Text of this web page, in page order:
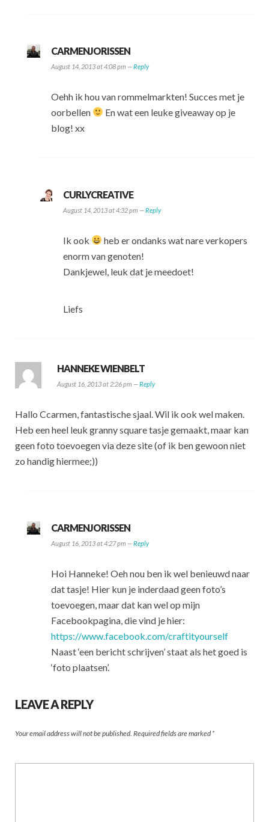
CARMENJORISSEN
August 14, 2013 at 4:08 pm —Reply
Oehh ik hou van rommelmarkten! Succes met je
oorbellen
En wat een leuke giveaway op je
blog! xx
CURLYCREATIVE
August 14, 2013 at 4:32 pm —Reply
Ik ook
heb er ondanks wat nare verkopers
enorm van genoten!
Dankjewel, leuk dat je meedoet!
Liefs
HANNEKE WIENBELT
August 16, 2013 at 2:26 pm —Reply
Hallo Ccarmen, fantastische sjaal. Wil ik ook wel maken.
Heb een heel leuk granny square tasje gemaakt, maar kan
geen foto toevoegen via deze site (of ik ben gewoon niet
zo handig hiermee;))
CARMENJORISSEN
August 16, 2013 at 4:27 pm —Reply
Hoi Hanneke! Oeh nou ben ik wel benieuwd naar
dat tasje! Hier kun je inderdaad geen foto’s
toevoegen, maar dat kan wel op mijn
Facebookpagina, die vind je hier:
https://www.facebook.com/craftityourself
Naast ‘een bericht schrijven’ staat als het goed is
‘foto plaatsen’.
LEAVE A REPLY
Your email address will not be published. Required fields are marked *